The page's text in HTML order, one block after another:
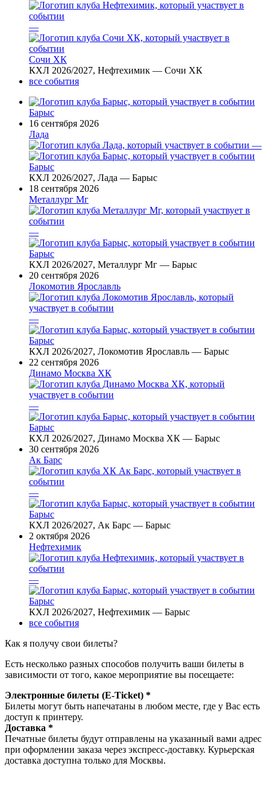
—
Сочи ХК
КХЛ 2026/2027, Нефтехимик — Сочи ХК
все события
Барыс
16 сентября 2026
Лада
—
Барыс
КХЛ 2026/2027, Лада — Барыс
18 сентября 2026
Металлург Мг
—
Барыс
КХЛ 2026/2027, Металлург Мг — Барыс
20 сентября 2026
Локомотив Ярославль
—
Барыс
КХЛ 2026/2027, Локомотив Ярославль — Барыс
22 сентября 2026
Динамо Москва ХК
—
Барыс
КХЛ 2026/2027, Динамо Москва ХК — Барыс
30 сентября 2026
Ак Барс
—
Барыс
КХЛ 2026/2027, Ак Барс — Барыс
2 октября 2026
Нефтехимик
—
Барыс
КХЛ 2026/2027, Нефтехимик — Барыс
все события
Как я получу свои билеты?
Есть несколько разных способов получить ваши билеты в
зависимости от того, какое мероприятие вы посещаете:
Электронные билеты (E-Ticket) *
Билеты могут быть напечатаны в любом месте, где у Вас есть
доступ к принтеру.
Доставка *
Печатные билеты будут отправлены на указанный вами адрес
при оформлении заказа через экспресс-доставку. Курьерская
доставка доступна только для Москвы.